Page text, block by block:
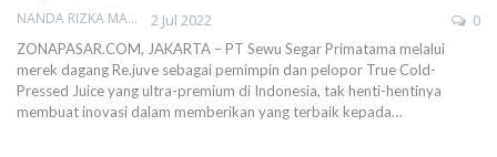
NANDA RIZKA MAHENDRA 2 Jul 2022 0
ZONAPASAR.COM, JAKARTA – PT Sewu Segar Primatama melalui
merek dagang Re.juve sebagai pemimpin dan pelopor True Cold-
Pressed Juice yang ultra-premium di Indonesia, tak henti-hentinya
membuat inovasi dalam memberikan yang terbaik kepada…